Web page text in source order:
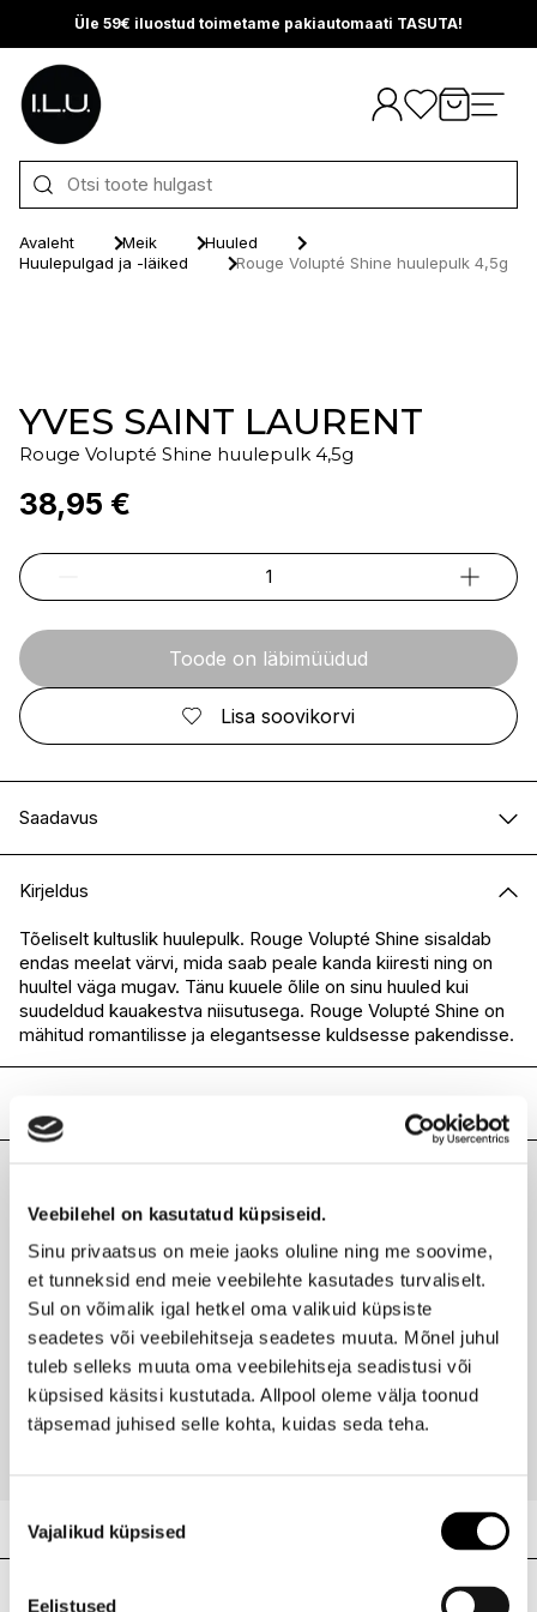
Veebilehel on kasutatud küpsiseid.
Sinu privaatsus on meie jaoks oluline ning me soovime,
et tunneksid end meie veebilehte kasutades turvaliselt.
Sul on võimalik igal hetkel oma valikuid küpsiste
seadetes või veebilehitseja seadetes muuta. Mõnel juhul
tuleb selleks muuta oma veebilehitseja seadistusi või
küpsised käsitsi kustutada. Allpool oleme välja toonud
täpsemad juhised selle kohta, kuidas seda teha.
valik
Vajalikud küpsised
Eelistused
Üle 59€ iluostud toimetame pakiautomaati TASUTA!
Otse sisu juurde
Avaleht Meik
Huuled
Huulepulgad ja -läiked
Rouge Volupté Shine huulepulk 4,5g
YVES SAINT LAURENT
Rouge Volupté Shine huulepulk 4,5g
38,95 €
Toode on läbimüüdud
Lisa soovikorvi
Saadavus
I.L.U. Kristiine
I.L.U. Ülemiste
Ei ole saadaval
I.L.U. Rocca
Ei ole saadaval
I.L.U. Lõunakeskus
Ei ole saadaval
I.L.U. Pärnu
Ei ole saadaval
Kirjeldus
Tõeliselt kultuslik huulepulk. Rouge Volupté Shine sisaldab
endas meelat värvi, mida saab peale kanda kiiresti ning on
huultel väga mugav. Tänu kuuele õlile on sinu huuled kui
suudeldud kauakestva niisutusega. Rouge Volupté Shine on
mähitud romantilisse ja elegantsesse kuldsesse pakendisse.
Ribakood
3614272806870
Viimati vaadatud tooted
YVES SAINT LAURENT
Rouge Volupté Shine huulepulk 4,5g
38,95 €
Meie poed